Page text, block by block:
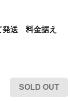
発送 料金据え
SOLD OUT